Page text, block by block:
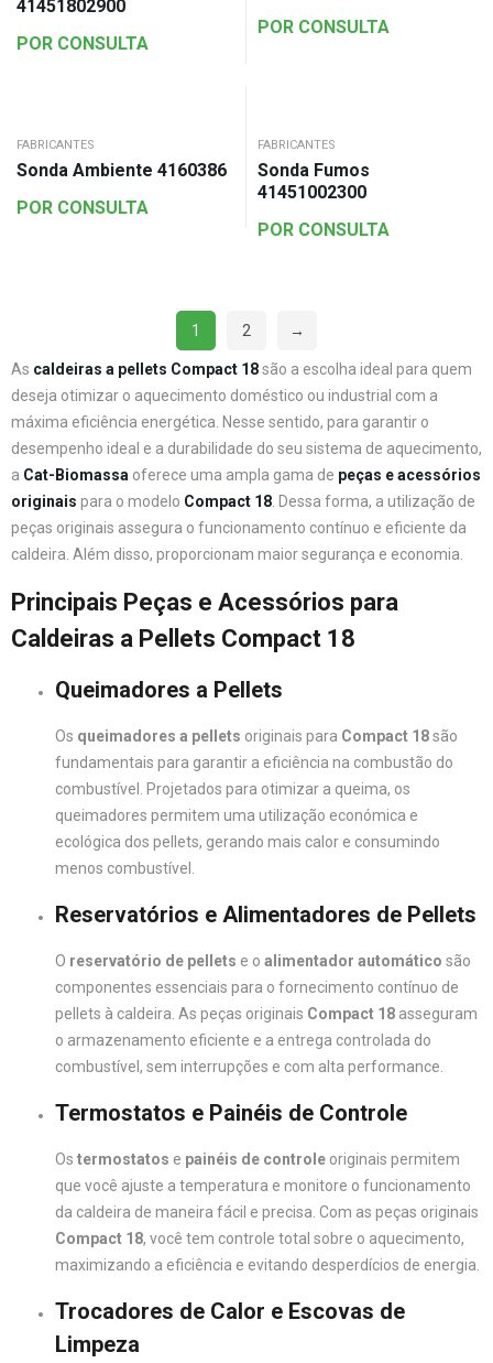
41451802900
POR CONSULTA
POR CONSULTA
FABRICANTES
Sonda Ambiente 4160386
POR CONSULTA
FABRICANTES
Sonda Fumos
41451002300
POR CONSULTA
1 2 →
As caldeiras a pellets Compact 18são a escolha ideal para quem
deseja otimizar o aquecimento doméstico ou industrial com a
máxima eficiência energética. Nesse sentido, para garantir o
desempenho ideal e a durabilidade do seu sistema de aquecimento,
a Cat-Biomassa oferece uma ampla gama de peças e acessórios
originais para o modelo Compact 18 . Dessa forma, a utilização de
peças originais assegura o funcionamento contínuo e eficiente da
caldeira. Além disso, proporcionam maior segurança e economia.
Principais Peças e Acessórios para
Caldeiras a Pellets Compact 18
Queimadores a Pellets
Os queimadores a pellets originais para Compact 18são
fundamentais para garantir a eficiência na combustão do
combustível. Projetados para otimizar a queima, os
queimadores permitem uma utilização económica e
ecológica dos pellets, gerando mais calor e consumindo
menos combustível.
Reservatórios e Alimentadores de Pellets
O reservatório de pellets e o alimentador automático são
componentes essenciais para o fornecimento contínuo de
pellets à caldeira. As peças originais Compact 18 asseguram
o armazenamento eficiente e a entrega controlada do
combustível, sem interrupções e com alta performance.
Termostatos e Painéis de Controle
Os termostatos e painéis de controle originais permitem
que você ajuste a temperatura e monitore o funcionamento
da caldeira de maneira fácil e precisa. Com as peças originais
Compact 18, você tem controle total sobre o aquecimento,
maximizando a eficiência e evitando desperdícios de energia.
Trocadores de Calor e Escovas de
Limpeza